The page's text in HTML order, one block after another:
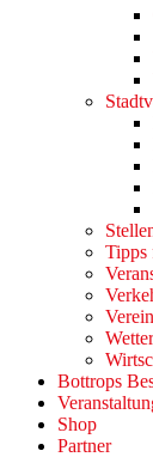
Tipps
Verein
Wetter
Bottrops
Shop
Partner